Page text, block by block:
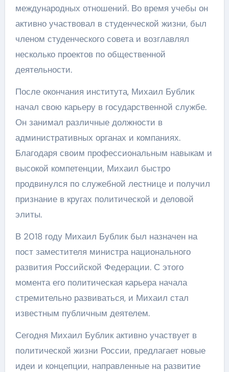
международных отношений. Во время учебы он
активно участвовал в студенческой жизни, был
членом студенческого совета и возглавлял
несколько проектов по общественной
деятельности.
После окончания института, Михаил Бублик
начал свою карьеру в государственной службе.
Он занимал различные должности в
административных органах и компаниях.
Благодаря своим профессиональным навыкам и
высокой компетенции, Михаил быстро
продвинулся по служебной лестнице и получил
признание в кругах политической и деловой
элиты.
В 2018 году Михаил Бублик был назначен на
пост заместителя министра национального
развития Российской Федерации. С этого
момента его политическая карьера начала
стремительно развиваться, и Михаил стал
известным публичным деятелем.
Сегодня Михаил Бублик активно участвует в
политической жизни России, предлагает новые
идеи и концепции, направленные на развитие